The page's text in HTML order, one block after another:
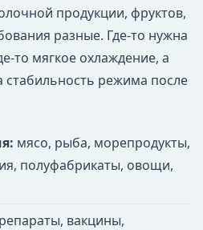
продукции, фруктов,
разные. Где-то нужна
то мягкое охлаждение, а
стабильность режима после
мясо, рыба, морепродукты,
полуфабрикаты, овощи,
вакцины,